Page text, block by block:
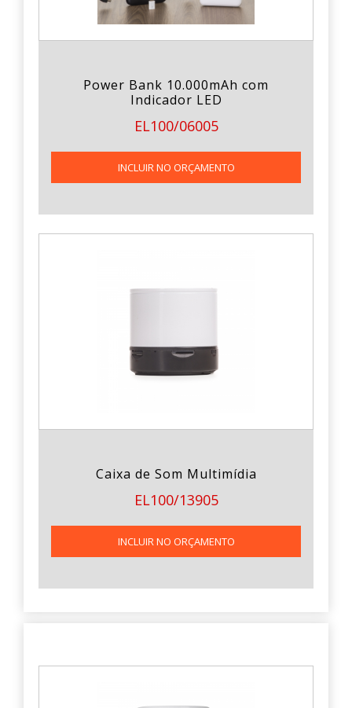
Power Bank 10.000mAh com
Indicador LED
EL100/06005
INCLUIR NO ORÇAMENTO
Caixa de Som Multimídia
EL100/13905
INCLUIR NO ORÇAMENTO